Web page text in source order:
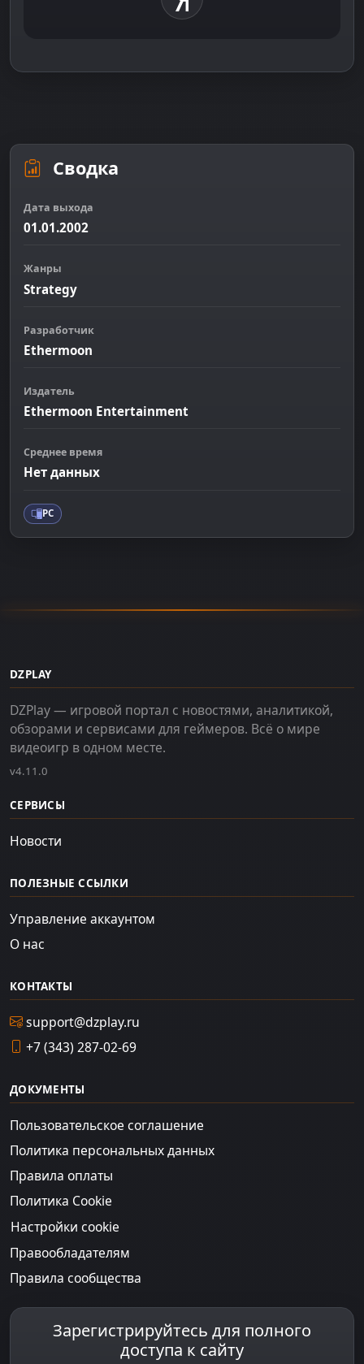
Сводка
Дата выхода
01.01.2002
Жанры
Strategy
Разработчик
Ethermoon
Издатель
Ethermoon Entertainment
Среднее время
Нет данных
PC
DZPLAY
DZPlay — игровой портал с новостями, аналитикой,
обзорами и сервисами для геймеров. Всё о мире
видеоигр в одном месте.
v4.11.0
СЕРВИСЫ
Новости
ПОЛЕЗНЫЕ ССЫЛКИ
Управление аккаунтом
О нас
КОНТАКТЫ
support@dzplay.ru
+7 (343) 287-02-69
ДОКУМЕНТЫ
Пользовательское соглашение
Политика персональных данных
Правила оплаты
Политика Cookie
Настройки cookie
Правообладателям
Правила сообщества
Зарегистрируйтесь для полного
доступа к сайту